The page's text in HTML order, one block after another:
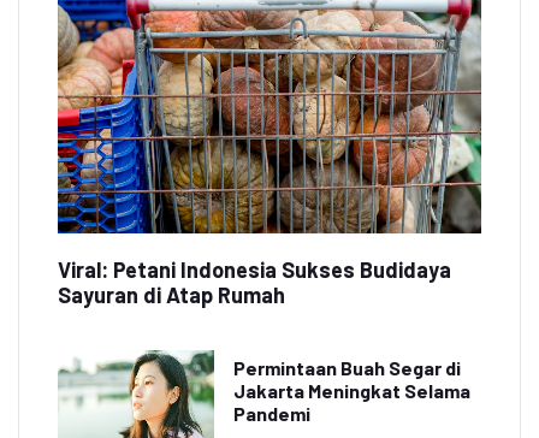
Viral: Petani Indonesia Sukses Budidaya
Sayuran di Atap Rumah
Permintaan Buah Segar di
Jakarta Meningkat Selama
Pandemi